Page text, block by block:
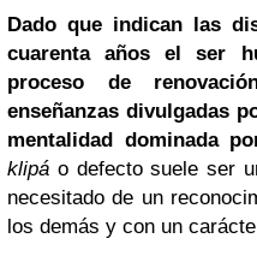
Dado que indican las
cuarenta años el ser
proceso de
enseñanzas divulgadas
mentalidad dominada
klipá o defecto suele ser
necesitado de un
los demás y con un